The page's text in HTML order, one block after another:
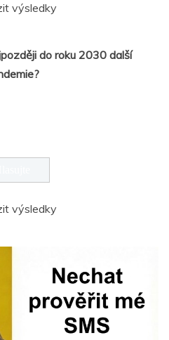
výsledky
do roku 2030 další
výsledky